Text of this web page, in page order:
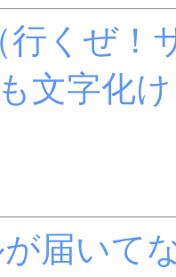
行くぜ！
文字化
届いて